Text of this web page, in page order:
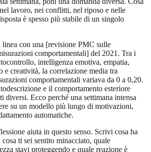
lavoro, nei conflitti, nel riposo e nelle
è spesso più stabile di un singolo
con una [revisione PMC sulle
comportamentali] del 2021. Tra i
intelligenza emotiva, empatia,
e creatività, la correlazione media tra
comportamentali variava da 0 a 0,20.
e il comportamento esteriore
diversi. Ecco perché una settimana intensa
su un modello più lungo di motivazioni,
automatiche.
aiuta in questo senso. Scrivi cosa ha
cosa ti sei sentito minacciato, quale
stavi proteggendo e quale reazione è